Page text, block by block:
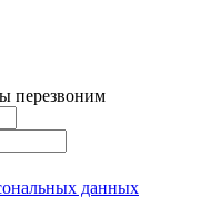
перезвоним
данных